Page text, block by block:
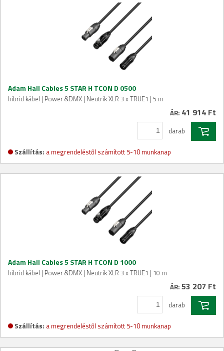
Adam Hall Cables 5 STAR H TCON D 0500
hibrid kábel | Power &DMX | Neutrik XLR 3 x TRUE1 | 5 m
ÁR: 41 914 Ft
darab
Szállítás: a megrendeléstől számított 5-10 munkanap
Adam Hall Cables 5 STAR H TCON D 1000
hibrid kábel | Power &DMX | Neutrik XLR 3 x TRUE1 | 10 m
ÁR: 53 207 Ft
darab
Szállítás: a megrendeléstől számított 5-10 munkanap